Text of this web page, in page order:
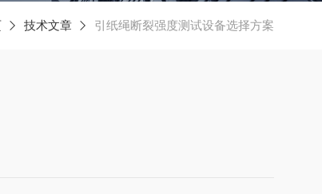
技术文章 引纸绳断裂强度测试设备选择方案